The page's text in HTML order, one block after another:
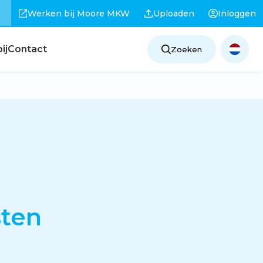
Werken bij Moore MKW Uploaden Inloggen
Contact Zoeken